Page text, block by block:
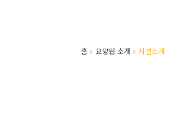
홈 요양원 소개 시설소개